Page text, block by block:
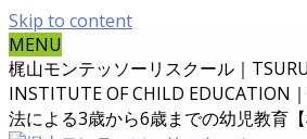
Skip to content
MENU
梶山モンテッソーリスクール｜
INSTITUTE OF CHILD EDUCATION｜
法による3歳から6歳までの幼児教育【